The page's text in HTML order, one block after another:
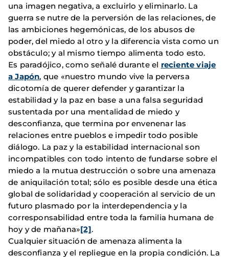
una imagen negativa, a excluirlo y eliminarlo. La
guerra se nutre de la perversión de las relaciones, de
las ambiciones hegemónicas, de los abusos de
poder, del miedo al otro y la diferencia vista como un
obstáculo; y al mismo tiempo alimenta todo esto.
Es paradójico, como señalé durante el reciente viaje
a Japón, que «nuestro mundo vive la perversa
dicotomía de querer defender y garantizar la
estabilidad y la paz en base a una falsa seguridad
sustentada por una mentalidad de miedo y
desconfianza, que termina por envenenar las
relaciones entre pueblos e impedir todo posible
diálogo. La paz y la estabilidad internacional son
incompatibles con todo intento de fundarse sobre el
miedo a la mutua destrucción o sobre una amenaza
de aniquilación total; sólo es posible desde una ética
global de solidaridad y cooperación al servicio de un
futuro plasmado por la interdependencia y la
corresponsabilidad entre toda la familia humana de
hoy y de mañana»[2].
Cualquier situación de amenaza alimenta la
desconfianza y el repliegue en la propia condición. La